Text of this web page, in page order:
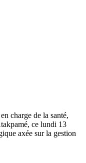
charge de la santé,
ce lundi 13
axée sur la gestion